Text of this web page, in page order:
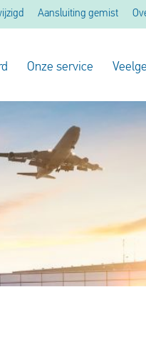
Aansluiting gemist
Onze service